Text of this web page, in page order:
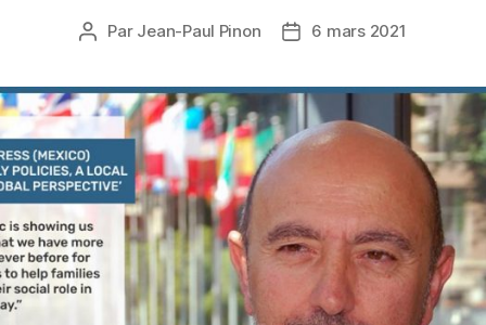
Auteur
Par Jean-Paul Pinon
Date6 mars 2021